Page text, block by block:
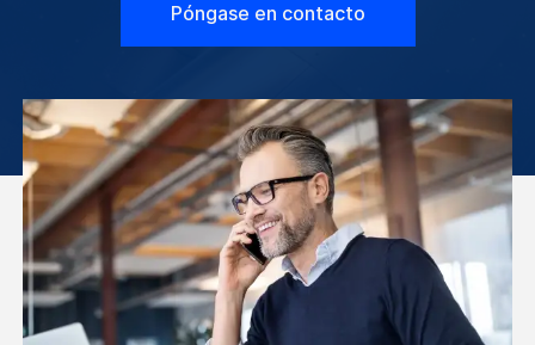
Póngase en contacto